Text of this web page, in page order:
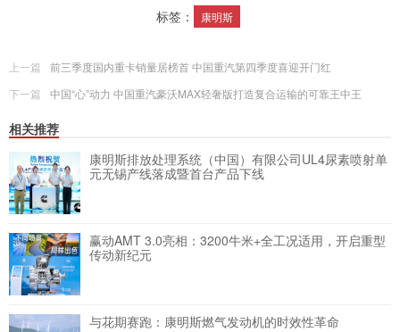
标签： 康明斯
上一篇
前三季度国内重卡销量居榜首 中国重汽第四季度喜迎开门红
下一篇
中国“心”动力 中国重汽豪沃MAX轻奢版打造复合运输的可靠王中王
相关推荐
康明斯排放处理系统（中国）有限公司UL4尿素喷射单
元无锡产线落成暨首台产品下线
赢动AMT 3.0亮相：3200牛米+全工况适用，开启重型
传动新纪元
与花期赛跑：康明斯燃气发动机的时效性革命